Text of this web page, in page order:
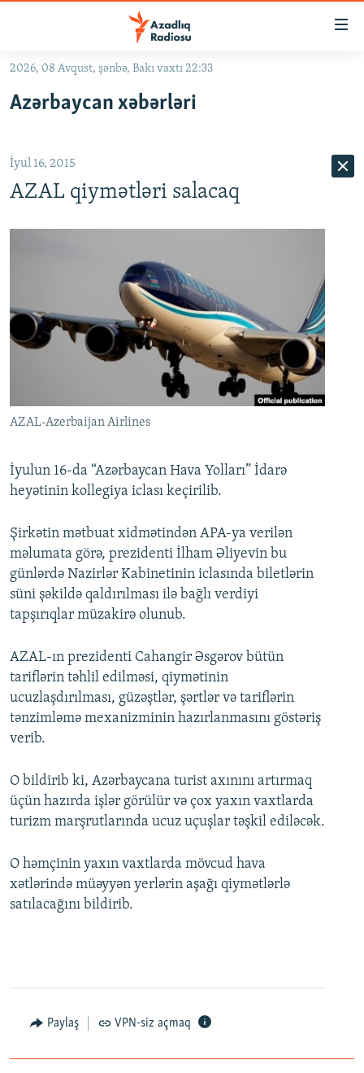
Əsas
qayıt
qayıt
Axtarışa
#ƏSLINDƏ
FƏRQƏ BAX
QANUNI DOĞRU
VIDEO
FOTOQALEREYA
KARIKATURA
RADIO ARXIV
OXU ZALI
AZƏRBAYCAN ƏDƏBIYYATI KITABXANASI
İSLAM VƏ DEMOKRATIYA
HAQQIMIZDA
PEŞƏ ETIKASI VƏ JURNALISTIKA STANDARTLARIMIZ
AZADLIQRADIOSU MOBIL TELEFONUNUZDA
BIZIMLƏ ƏLAQƏ
XƏBƏR BÜLLETENLƏRIMIZ
RFE/RL-in bütün saytları
2026, 08 Avqust, şənbə, Bakı vaxtı 22:33
Azərbaycan xəbərləri
İyul 16, 2015
AZAL qiymətləri salacaq
AZAL-Azerbaijan Airlines
İyulun 16-da “Azərbaycan Hava Yolları” İdarə
heyətinin kollegiya iclası keçirilib.
Şirkətin mətbuat xidmətindən APA-ya verilən
məlumata görə, prezidenti İlham Əliyevin bu
günlərdə Nazirlər Kabinetinin iclasında biletlərin
süni şəkildə qaldırılması ilə bağlı verdiyi
tapşırıqlar müzakirə olunub.
AZAL-ın prezidenti Cahangir Əsgərov bütün
tariflərin təhlil edilməsi, qiymətinin
ucuzlaşdırılması, güzəştlər, şərtlər və tariflərin
tənzimləmə mexanizminin hazırlanmasını göstəriş
verib.
O bildirib ki, Azərbaycana turist axınını artırmaq
üçün hazırda işlər görülür və çox yaxın vaxtlarda
turizm marşrutlarında ucuz uçuşlar təşkil ediləcək.
O həmçinin yaxın vaxtlarda mövcud hava
xətlərində müəyyən yerlərin aşağı qiymətlərlə
satılacağını bildirib.
Paylaş VPN-siz açmaq